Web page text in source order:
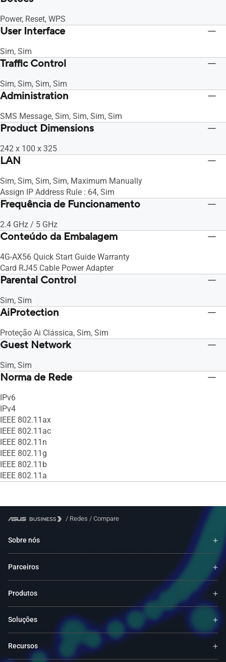
Power, Reset, WPS
User Interface
Sim, Sim
Traffic Control
Sim, Sim, Sim, Sim
Administration
SMS Message, Sim, Sim, Sim, Sim
Product Dimensions
242 x 100 x 325
LAN
Sim, Sim, Sim, Sim, Maximum Manually
Assign IP Address Rule : 64, Sim
Frequência de Funcionamento
2.4 GHz / 5 GHz
Conteúdo da Embalagem
4G-AX56 Quick Start Guide Warranty
Card RJ45 Cable Power Adapter
Parental Control
Sim, Sim
AiProtection
Proteção Ai Clássica, Sim, Sim
Guest Network
Sim, Sim
Norma de Rede
IPv6
IPv4
IEEE 802.11ax
IEEE 802.11ac
IEEE 802.11n
IEEE 802.11g
IEEE 802.11b
IEEE 802.11a
/ Redes / Compare
Sobre nós
Parceiros
Produtos
Soluções
Recursos